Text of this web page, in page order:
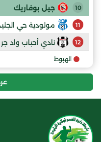
10 جيل بوفاريك
11 مولودية حي
12 نادي أحباب واد جر
الهبوط